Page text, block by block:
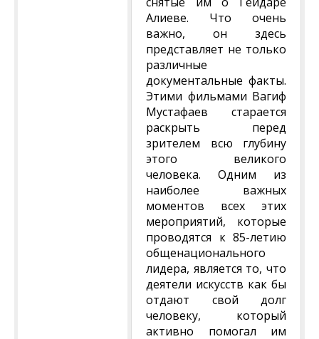
Алиеве. Что очень
важно, он здесь
представляет не только
различные
документальные факты.
Этими фильмами Вагиф
Мустафаев старается
раскрыть перед
зрителем всю глубину
этого великого
человека. Одним из
наиболее важных
моментов всех этих
мероприятий, которые
проводятся к 85-летию
общенационального
лидера, является то, что
деятели искусств как бы
отдают свой долг
человеку, который
активно помогал им